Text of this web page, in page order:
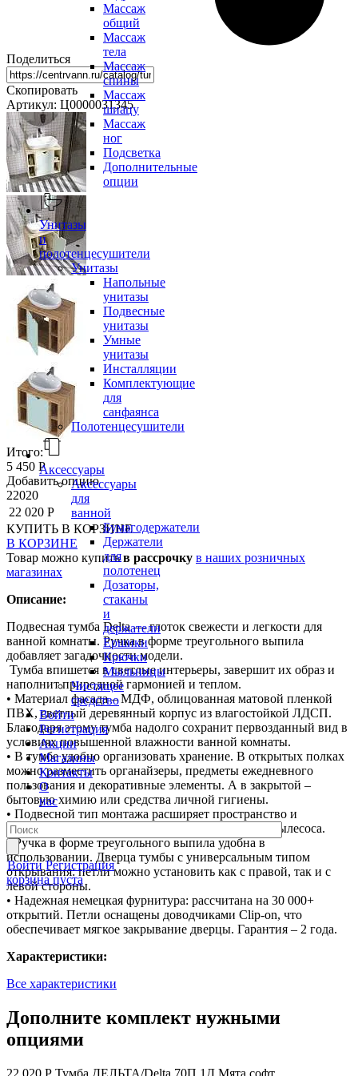
Массаж
общий
Массаж
тела
Массаж
спины
Массаж
шиацу
Массаж
ног
Подсветка
Дополнительные
опции
Унитазы
и
полотенцесушители
Унитазы
Напольные
унитазы
Подвесные
унитазы
Умные
унитазы
Инсталляции
Комплектующие
для
санфаянса
Полотенцесушители
Аксессуары
Аксессуары
для
ванной
Бумагодержатели
Держатели
для
полотенец
Дозаторы,
стаканы
и
держатели
Ершики
Крючки
Мыльницы
Чистящее
средство
Войти
Регистрация
Акции
Магазины
Контакты
О
нас
Войти Регистрация
корзина пуста
Поделиться
Скопировать
Артикул: Ц0000031345
Итого:
5 450 Р
Добавить опцию
22020
22 020 Р
КУПИТЬ В КОРЗИНЕ
В КОРЗИНЕ
Товар можно купитьв рассрочку в наших розничных
магазинах
Описание:
Подвесная тумба Delta — глоток свежести и легкости для
ванной комнаты. Ручка в форме треугольного выпила
добавляет загадочности модели.
Тумба впишется в светлые интерьеры, завершит их образ и
наполнит природной гармонией и теплом.
• Материал фасада – МДФ, облицованная матовой пленкой
ПВХ, светлый деревянный корпус из влагостойкой ЛДСП.
Благодаря этому тумба надолго сохранит первозданный вид в
условиях повышенной влажности ванной комнаты.
• В тумбе удобно организовать хранение. В открытых полках
можно разместить органайзеры, предметы ежедневного
пользования и декоративные элементы. А в закрытой –
бытовую химию или средства личной гигиены.
• Подвесной тип монтажа расширяет пространство и
облегчает уборку, также дает доступ для робота-пылесоса.
• Ручка в форме треугольного выпила удобна в
использовании. Дверца тумбы с универсальным типом
открывания: петли можно установить как с правой, так и с
левой стороны.
• Надежная немецкая фурнитура: рассчитана на 30 000+
открытий. Петли оснащены доводчиками Clip-on, что
обеспечивает мягкое закрывание дверцы. Гарантия – 2 года.
Характеристики:
Все характеристики
Дополните комплект нужными
опциями
22 020 Р Тумба ДЕЛЬТА/Delta 70П 1Д Мята софт